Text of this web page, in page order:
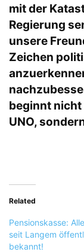
mit der
Regierung
unsere
Zeichen
beginnt
UNO,
Related
Pensionskasse:
seit Langem
bekannt!